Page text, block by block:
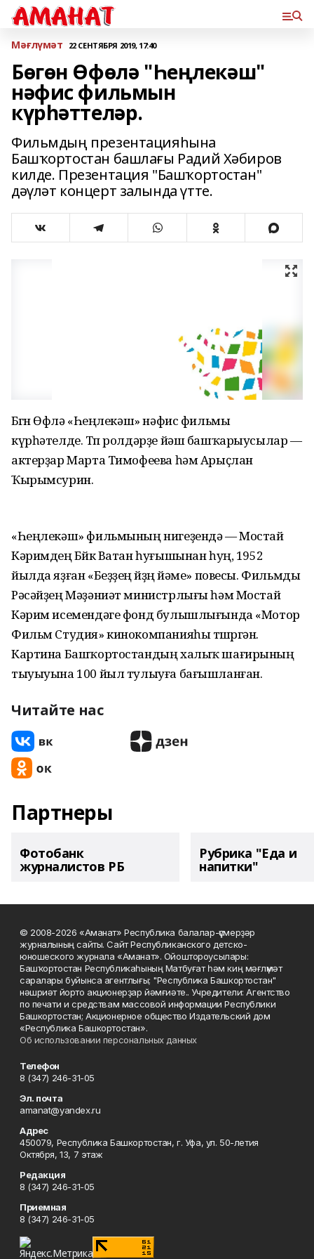
Мәғлүмәт 22 СЕНТЯБРЯ 2019, 17:40
Бөгөн Өфөлә "Һеңлекәш"
нәфис фильмын
күрһәттеләр.
Фильмдың презентацияһына
Башҡортостан башлағы Радий Хәбиров
килде. Презентация "Башҡортостан"
дәүләт концерт залында үтте.
Бөгөн Өфөлә «Һеңлекәш» нәфис фильмы
күрһәтелде. Төп ролдәрҙе йәш башҡарыусылар —
актерҙар Марта Тимофеева һәм Арыҫлан
Ҡырымсурин.
«Һеңлекәш» фильмының нигеҙендә — Мостай
Кәримдең Бөйөк Ватан һуғышынан һуң, 1952
йылда яҙған «Беҙҙең өйҙөң йәме» повесы. Фильмды
Рәсәйҙең Мәҙәниәт министрлығы һәм Мостай
Кәрим исемендәге фонд булышлығында «Мотор
Фильм Студия» кинокомпанияһы төшөргән.
Картина Башҡортостандың халыҡ шағирының
тыуыуына 100 йыл тулыуға бағышланған.
Читайте нас
Партнеры
Фотобанк
журналистов РБ
Рубрика "Еда и
напитки"
© 2008-2026 «Аманат» Республика балалар-үҫмерҙәр
журналының сайты. Сайт Республиканского детско-
юношеского журнала «Аманат». Ойоштороусылары:
Башҡортостан Республикаһының Матбуғат һәм киң мәғлүмәт
саралары буйынса агентлығы; "Республика Башкортостан"
нәшриәт йорто акционерҙар йәмғиәте.. Учредители: Агентство
по печати и средствам массовой информации Республики
Башкортостан; Акционерное общество Издательский дом
«Республика Башкортостан».
Об использовании персональных данных
Телефон
8 (347) 246-31-05
Эл. почта
amanat@yandex.ru
Адрес
450079, Республика Башкортостан, г. Уфа, ул. 50-летия
Октября, 13, 7 этаж
Редакция
8 (347) 246-31-05
Приемная
8 (347) 246-31-05